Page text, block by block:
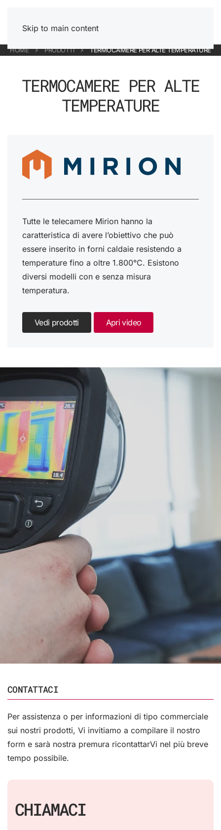
Skip to main content
HOME PRODOTTI TERMOCAMERE PER ALTE TEMPERATURE
TERMOCAMERE PER ALTE
TEMPERATURE
Tutte le telecamere Mirion hanno la
caratteristica di avere l’obiettivo che può
essere inserito in forni caldaie resistendo a
temperature fino a oltre 1.800°C. Esistono
diversi modelli con e senza misura
temperatura.
Vedi prodotti Apri video
CONTATTACI
Per assistenza o per informazioni di tipo commerciale
sui nostri prodotti, Vi invitiamo a compilare il nostro
form e sarà nostra premura ricontattarVi nel più breve
tempo possibile.
CHIAMACI